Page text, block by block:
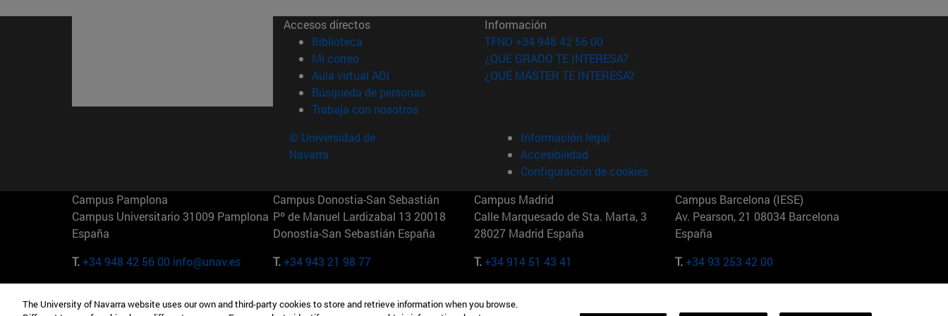
Accesos directos
Biblioteca (abre en nueva ventana)
Mi correo(abre en nueva ventana)
Aula virtual ADI (abre en nueva ventana)
Búsqueda de personas(abre en nueva ventana)
Trabaja con nosotros(abre en nueva ventana)
Información
TFNO +34 948 42 56 00
¿QUÉ GRADO TE INTERESA?
¿QUÉ MÁSTER TE INTERESA?
© Universidad de
Navarra
Información legal
Accesibilidad
Configuración de cookies
Campus Pamplona
Campus Universitario 31009 Pamplona
España
T.+34 948 42 56 00 info@unav.es
Campus Donostia-San Sebastián
Pº de Manuel Lardizabal 13 20018
Donostia-San Sebastián España
T.+34 943 21 98 77
Campus Madrid
Calle Marquesado de Sta. Marta, 3
28027 Madrid España
T.+34 914 51 43 41
Campus Barcelona (IESE)
Av. Pearson, 21 08034 Barcelona
España
T.+34 93 253 42 00
Camino del Cerro Águila 3 28023
165 W 57th St 10019-2201 Nueva York Maria-Theresia-Straße 15 81675
The University of Navarra website uses our own and third-party cookies to store and retrieve information when you browse.